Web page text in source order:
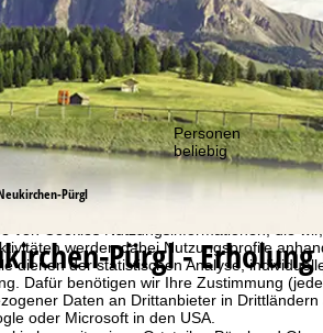
werden dabei Nutzungsprofile
dienen der statistischen Analyse,
Dafür benötigen wir Ihre Zustimmung
Daten an Drittanbieter in
oder Microsoft in den USA.
Personen
beliebig
Pürgl
Pürgl -